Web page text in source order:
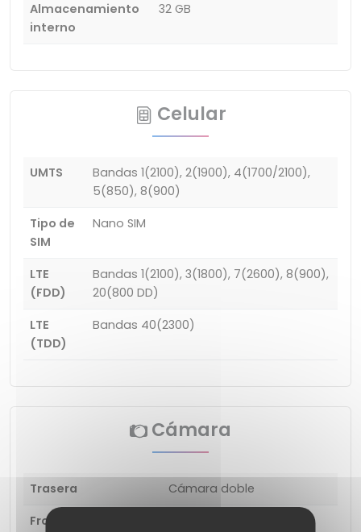
Almacenamiento
interno
32 GB
Celular
UMTS
Bandas 1(2100), 2(1900), 4(1700/2100),
5(850), 8(900)
Tipo de
SIM
Nano SIM
LTE
(FDD)
Bandas 1(2100), 3(1800), 7(2600), 8(900),
20(800 DD)
LTE
(TDD)
Bandas 40(2300)
Cámara
Trasera
Cámara doble
Frontal